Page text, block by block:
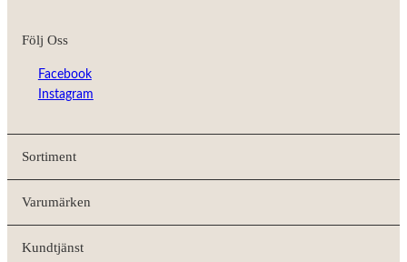
Följ Oss
Facebook
Instagram
Sortiment
Varumärken
Kundtjänst